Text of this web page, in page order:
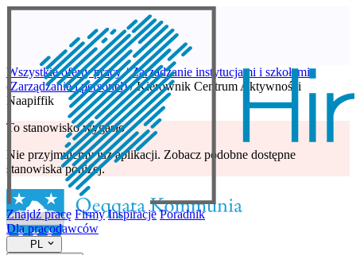
Znajdź pracę Firmy Inspiracje Poradnik
Dla pracodawców
PL
Wszystkie oferty pracy / Zarządzanie instytucjami i szkołami
(Zarządzanie i personel) / Kierownik Centrum Aktywności
Naapiffik
To stanowisko wygasło
Nie przyjmujemy już aplikacji. Zobacz podobne dostępne
stanowiska poniżej.